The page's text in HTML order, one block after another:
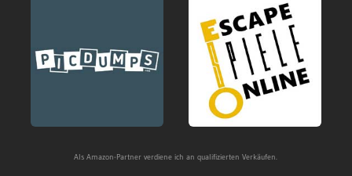
Als Amazon-Partner verdiene ich an qualifizierten Verkäufen.